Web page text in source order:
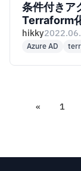
条件付きア
Terraform
hikky
Azure AD
« 1